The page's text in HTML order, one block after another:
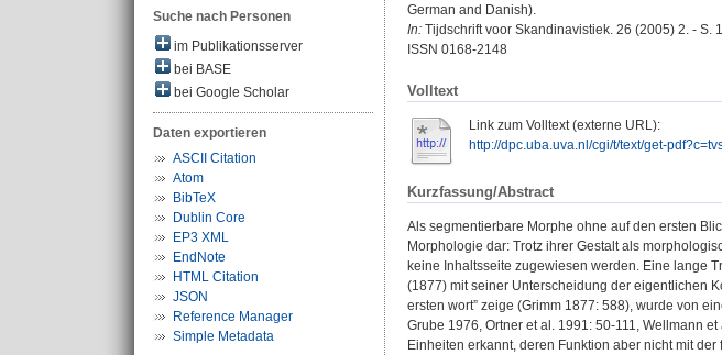
Suche nach Personen
im Publikationsserver
bei BASE
bei Google Scholar
Daten exportieren
ASCII Citation
Atom
BibTeX
Dublin Core
EP3 XML
EndNote
HTML Citation
JSON
Reference Manager
Simple Metadata
German and Danish).
In: Tijdschrift voor Skandinavistiek. 26 (2005) 2. - S.
ISSN 0168-2148
Volltext
Link zum Volltext (externe URL):
http://dpc.uba.uva.nl/cgi/t/text/get-
Kurzfassung/Abstract
Als segmentierbare Morphe ohne auf den ersten
Morphologie dar: Trotz ihrer Gestalt als
keine Inhaltsseite zugewiesen werden. Eine lange
(1877) mit seiner Unterscheidung der eigentlichen
ersten wort” zeige (Grimm 1877: 588), wurde von
Grube 1976, Ortner et al. 1991: 50-111, Wellmann
Einheiten erkannt, deren Funktion aber nicht mit